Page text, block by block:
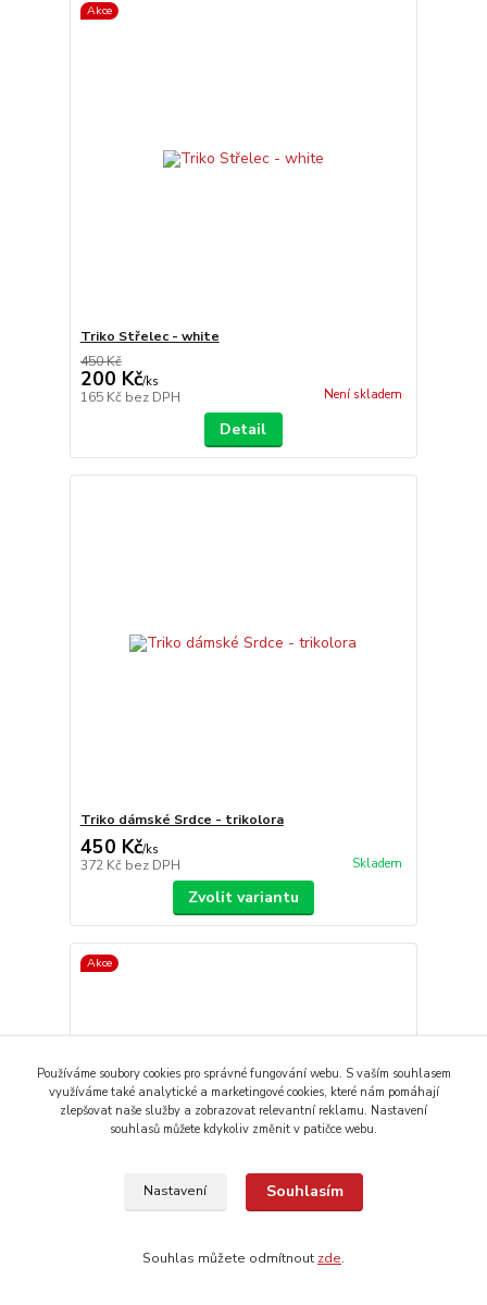
Akce
Triko Střelec - white
450 Kč
200 Kč/ks
165 Kč bez DPH Není skladem
Detail
Triko dámské Srdce - trikolora
450 Kč/ks
372 Kč bez DPH Skladem
Zvolit variantu
Akce
Používáme soubory cookies pro správné fungování webu. S vaším souhlasem
využíváme také analytické a marketingové cookies, které nám pomáhají
zlepšovat naše služby a zobrazovat relevantní reklamu. Nastavení
souhlasů můžete kdykoliv změnit v patičce webu.
Nastavení Souhlasím
Souhlas můžete odmítnout zde.